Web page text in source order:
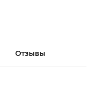
Отзывы